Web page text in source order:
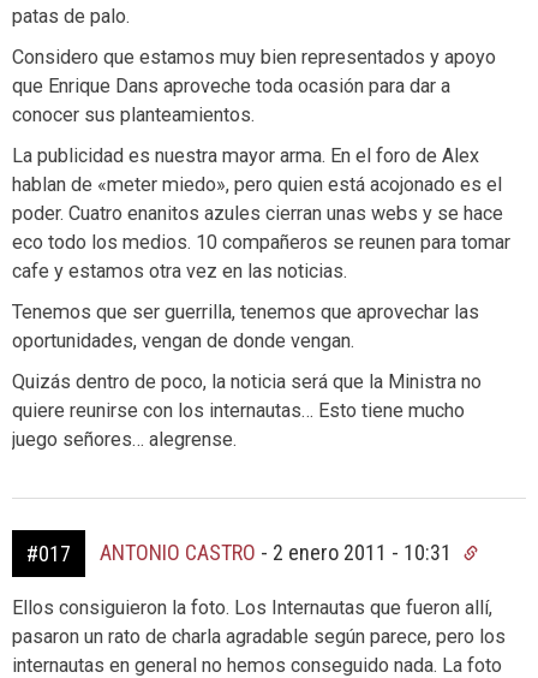
patas de palo.
Considero que estamos muy bien representados y apoyo
que Enrique Dans aproveche toda ocasión para dar a
conocer sus planteamientos.
La publicidad es nuestra mayor arma. En el foro de Alex
hablan de «meter miedo», pero quien está acojonado es el
poder. Cuatro enanitos azules cierran unas webs y se hace
eco todo los medios. 10 compañeros se reunen para tomar
cafe y estamos otra vez en las noticias.
Tenemos que ser guerrilla, tenemos que aprovechar las
oportunidades, vengan de donde vengan.
Quizás dentro de poco, la noticia será que la Ministra no
quiere reunirse con los internautas… Esto tiene mucho
juego señores… alegrense.
#017 ANTONIO CASTRO - 2 enero 2011 - 10:31
Ellos consiguieron la foto. Los Internautas que fueron allí,
pasaron un rato de charla agradable según parece, pero los
internautas en general no hemos conseguido nada. La foto